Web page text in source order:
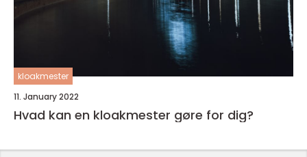
kloakmester
11. January 2022
Hvad kan en kloakmester gøre for dig?